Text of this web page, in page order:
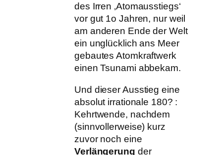
des Irren ‚Atomausstiegs‘
vor gut 1o Jahren, nur weil
am anderen Ende der Welt
ein unglücklich ans Meer
gebautes Atomkraftwerk
einen Tsunami abbekam.
Und dieser Ausstieg eine
absolut irrationale 180? :
Kehrtwende, nachdem
(sinnvollerweise) kurz
zuvor noch eine
Verlängerung der